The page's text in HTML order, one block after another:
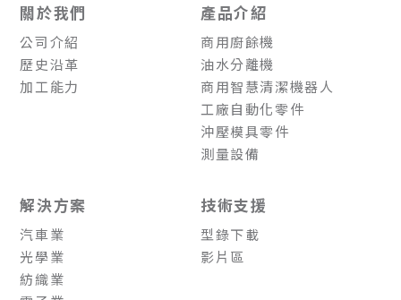
關於我們
公司介紹
歷史沿革
加工能力
產品介紹
商用廚餘機
油水分離機
商用智慧清潔機器人
工廠自動化零件
沖壓模具零件
測量設備
解決方案
汽車業
光學業
紡織業
技術支援
型錄下載
影片區